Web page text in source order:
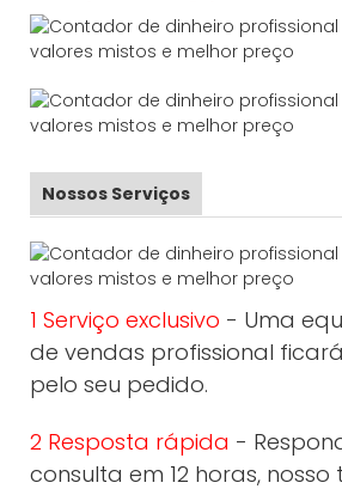
Nossos Serviços
1 Serviço exclusivo - Uma
de vendas profissional
pelo seu pedido.
2 Resposta rápida -
consulta em 12 horas,